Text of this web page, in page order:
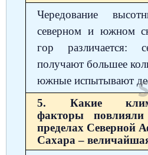
Чередование
северном и южном
гор различается:
получают большее
южные испытывают
5. Какие
факторы
пределах Северной
Сахара –